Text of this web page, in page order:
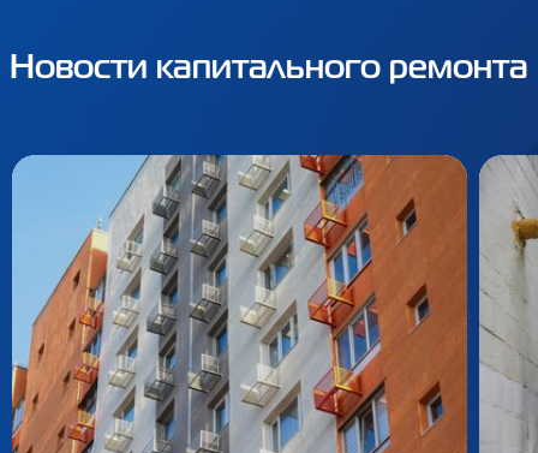
Новости капитального ремонта